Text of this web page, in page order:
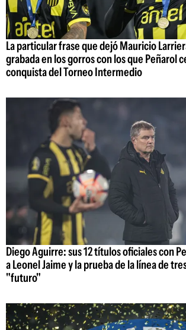
La particular frase que dejó Mauricio
grabada en los gorros con los que Peñarol
conquista del Torneo Intermedio
Diego Aguirre: sus 12 títulos oficiales con
a Leonel Jaime y la prueba de la línea de
"futuro"